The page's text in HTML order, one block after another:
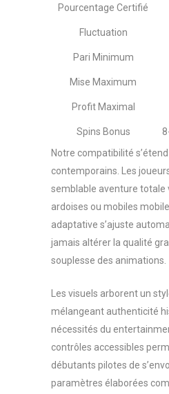
Pourcentage Certifié
Fluctuation
Pari Minimum
Mise Maximum
Profit Maximal
Spins Bonus
Notre compatibilité
contemporains. Les
semblable aventure totale
ardoises ou mobiles
adaptative s’ajuste
jamais altérer la qualité
souplesse des animations.
Les visuels arborent un
mélangeant authenticité
nécessités du
contrôles accessibles
débutants pilotes de
paramètres élaborées